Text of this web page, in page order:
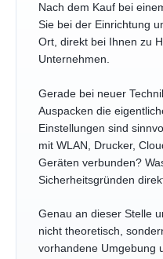
Nach dem Kauf bei
Sie bei der Einrichtung
Ort, direkt bei Ihnen zu
Unternehmen.
Gerade bei neuer
Auspacken die
Einstellungen sind
mit WLAN, Drucker,
Geräten verbunden?
Sicherheitsgründen
Genau an dieser Stelle
nicht theoretisch,
vorhandene Umgebung